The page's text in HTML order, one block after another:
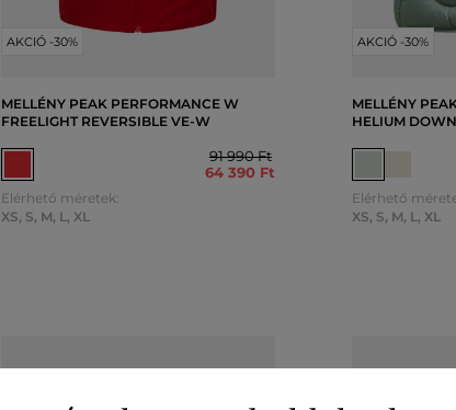
AKCIÓ -30%
MELLÉNY PEAK PERFORMANCE W
FREELIGHT REVERSIBLE VE-W
91 990 Ft
64 390 Ft
Elérhető méretek:
XS, S, M, L, XL
AKCIÓ -30%
MELLÉNY
HELIUM
Elérhető
XS, S, M, L, XL